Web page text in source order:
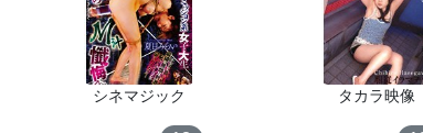
シネマジック タカラ映像